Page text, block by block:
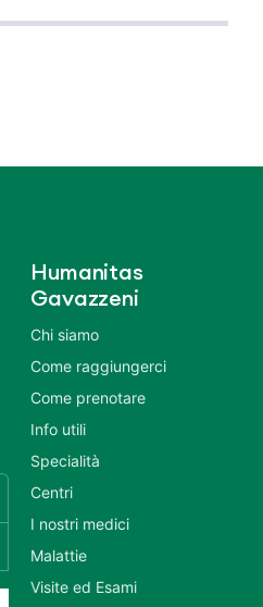
Humanitas
Gavazzeni
Chi siamo
Come raggiungerci
Come prenotare
Info utili
Specialità
Centri
I nostri medici
Malattie
Visite ed Esami